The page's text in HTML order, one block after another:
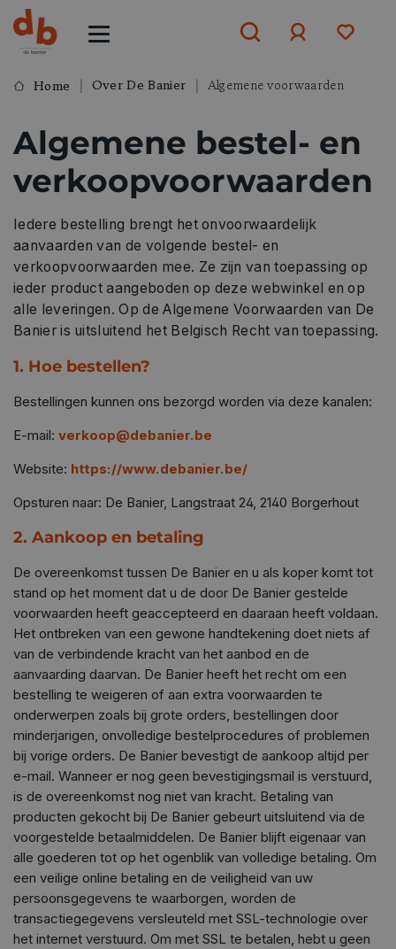
of aanmelden
Home Over De Banier Algemene voorwaarden
Algemene bestel- en
verkoopvoorwaarden
Iedere bestelling brengt het onvoorwaardelijk
aanvaarden van de volgende bestel- en
verkoopvoorwaarden mee. Ze zijn van toepassing op
ieder product aangeboden op deze webwinkel en op
alle leveringen. Op de Algemene Voorwaarden van De
Banier is uitsluitend het Belgisch Recht van toepassing.
1. Hoe bestellen?
Bestellingen kunnen ons bezorgd worden via deze kanalen:
E-mail: verkoop@debanier.be
Website: https://www.debanier.be/
Opsturen naar: De Banier, Langstraat 24, 2140 Borgerhout
2. Aankoop en betaling
De overeenkomst tussen De Banier en u als koper komt tot
stand op het moment dat u de door De Banier gestelde
voorwaarden heeft geaccepteerd en daaraan heeft voldaan.
Het ontbreken van een gewone handtekening doet niets af
van de verbindende kracht van het aanbod en de
aanvaarding daarvan. De Banier heeft het recht om een
bestelling te weigeren of aan extra voorwaarden te
onderwerpen zoals bij grote orders, bestellingen door
minderjarigen, onvolledige bestelprocedures of problemen
bij vorige orders. De Banier bevestigt de aankoop altijd per
e-mail. Wanneer er nog geen bevestigingsmail is verstuurd,
is de overeenkomst nog niet van kracht. Betaling van
producten gekocht bij De Banier gebeurt uitsluitend via de
voorgestelde betaalmiddelen. De Banier blijft eigenaar van
alle goederen tot op het ogenblik van volledige betaling. Om
een veilige online betaling en de veiligheid van uw
persoonsgegevens te waarborgen, worden de
transactiegegevens versleuteld met SSL-technologie over
het internet verstuurd. Om met SSL te betalen, hebt u geen